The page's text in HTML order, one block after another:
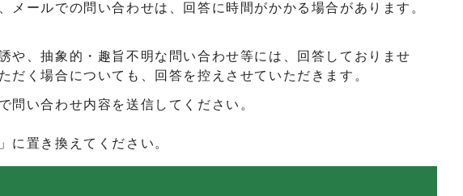
ールでの問い合わせは、回答に時間がかかる場合があります。
や、抽象的・趣旨不明な問い合わせ等には、回答しておりませ
く場合についても、回答を控えさせていただきます。
い合わせ内容を送信してください。
置き換えてください。